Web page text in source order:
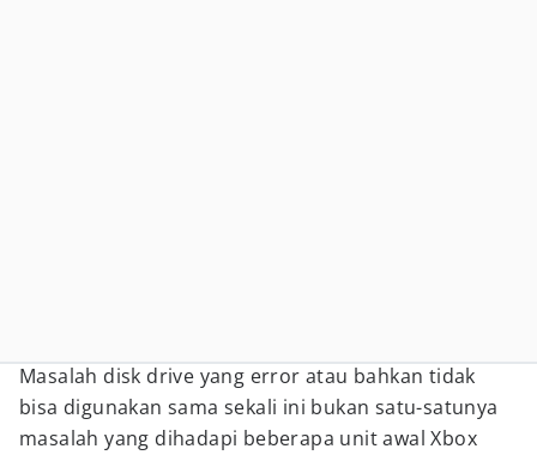
Masalah disk drive yang error atau bahkan tidak
bisa digunakan sama sekali ini bukan satu-satunya
masalah yang dihadapi beberapa unit awal Xbox